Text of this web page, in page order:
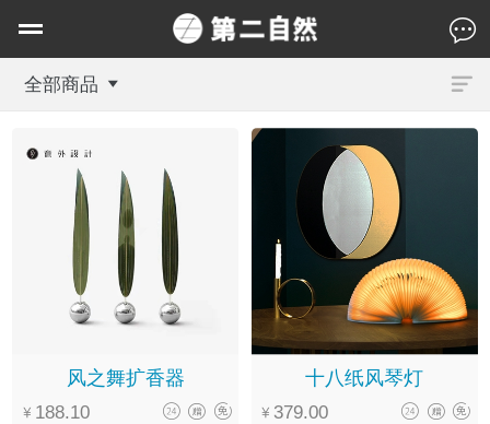
全部商品
风之舞扩香器
188.10
十八纸风琴灯
379.00